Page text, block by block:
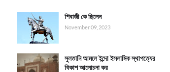
শিবাজী কে ছিলেন
November 09, 2023
সুলতানি আমলে ইন্দো ইসলামিক স্থাপত্যের
বিকাশ আলোচনা কর